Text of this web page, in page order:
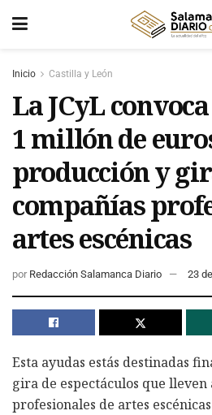
Inicio Castilla y León
La JCyL
1 millón de
producción y
compañías
artes escénicas
por Redacción Salamanca Diario 23
Esta ayudas estás destinadas
gira de espectáculos que lleven
profesionales de artes